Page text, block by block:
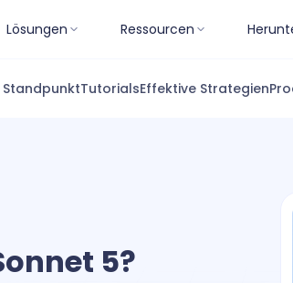
Lösungen Ressourcen
StandpunktTutorialsEffektive Strategien
5?